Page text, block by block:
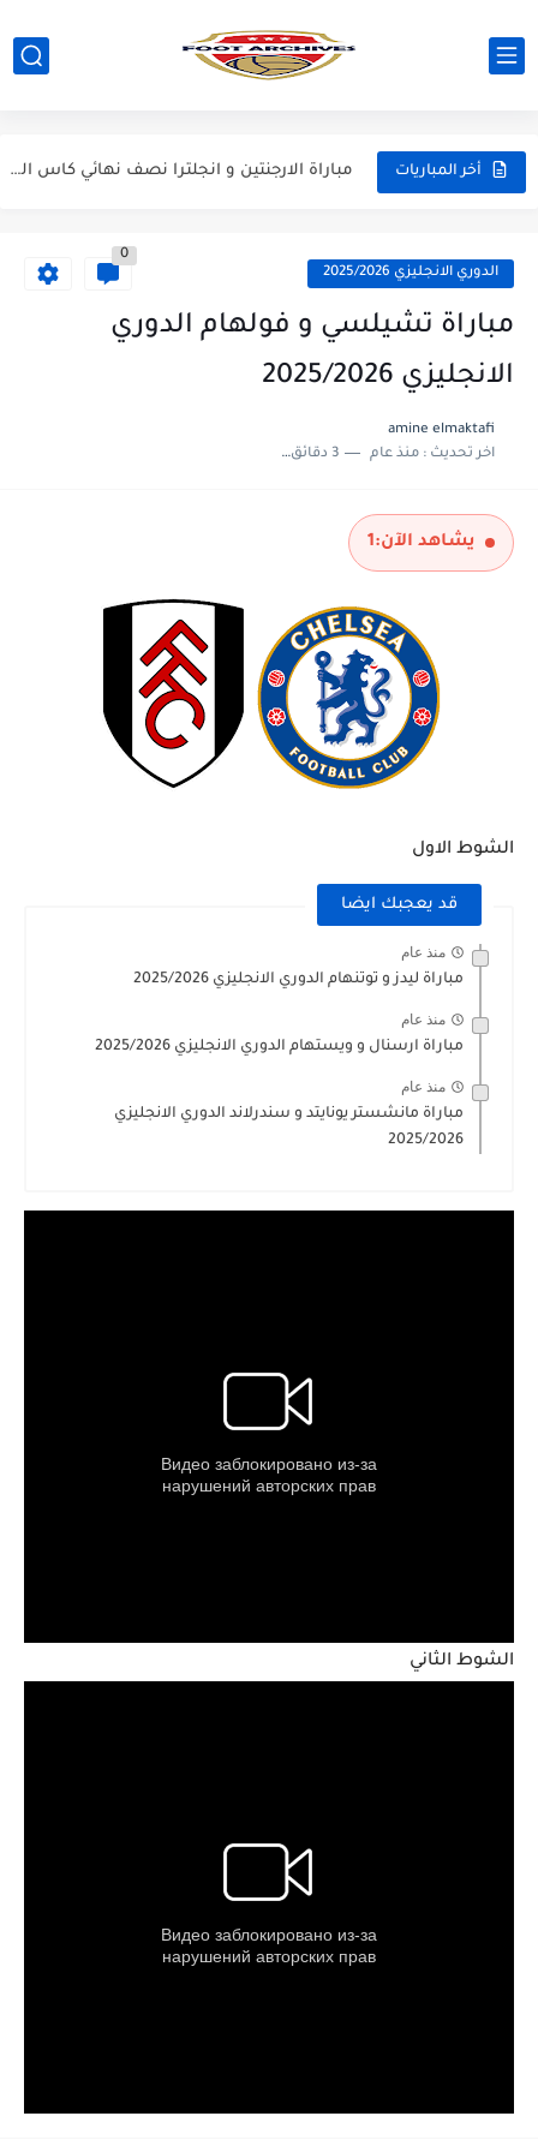
أخر المباريات
مباراة سيلتيك و ميلان مباراة ودية 2026
مباراة الارجنتين و اسبانيا نهائي كاس العالم 2026
مباراة الارجنتين و انجلترا نصف نهائي كاس العالم 2026
الدوري الانجليزي 2025/2026
0
مباراة تشيلسي و فولهام الدوري
الانجليزي 2025/2026
amine elmaktafi
اخر تحديث :منذ عام 3 دقائق للقراءة
يشاهد الآن:1
الشوط الاول
قد يعجبك ايضا
منذ عام
مباراة ليدز و توتنهام الدوري الانجليزي 2025/2026
منذ عام
مباراة ارسنال و ويستهام الدوري الانجليزي 2025/2026
منذ عام
مباراة مانشستر يونايتد و سندرلاند الدوري الانجليزي
2025/2026
الشوط الثاني